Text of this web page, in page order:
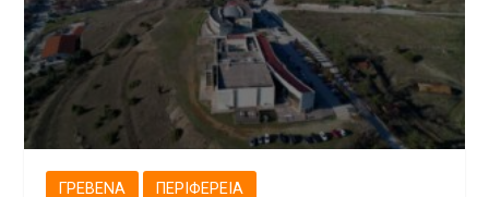
ΓΡΕΒΕΝΆ ΠΕΡΙΦΈΡΕΙΑ